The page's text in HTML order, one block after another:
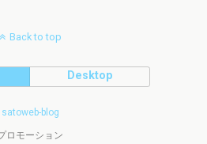
Back to top
Desktop
satoweb-blog
ロモーション